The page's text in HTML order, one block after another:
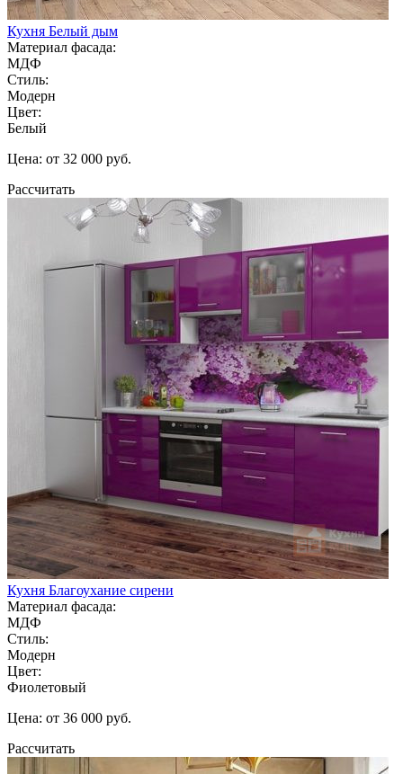
Кухня Белый дым
Материал фасада:
МДФ
Стиль:
Модерн
Цвет:
Белый
Цена: от 32 000 руб.
Рассчитать
Кухня Благоухание сирени
Материал фасада:
МДФ
Стиль:
Модерн
Цвет:
Фиолетовый
Цена: от 36 000 руб.
Рассчитать